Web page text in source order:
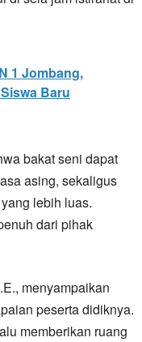
1 Jombang,
Baru
bakat seni dapat
asing, sekaligus
lebih luas.
dari pihak
menyampaikan
peserta didiknya.
memberikan ruang